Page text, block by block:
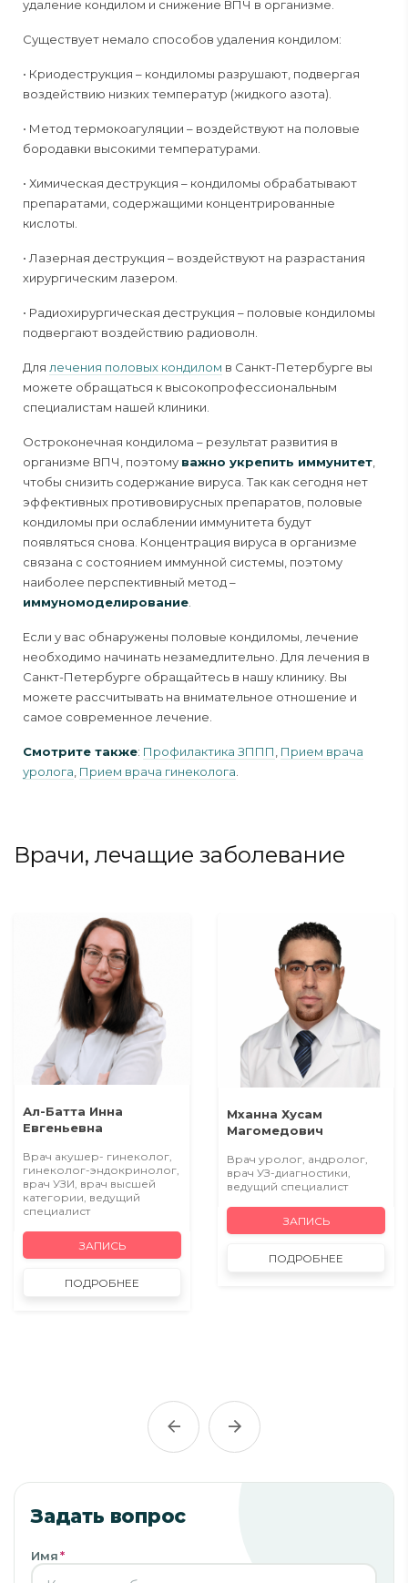
удаление кондилом и снижение ВПЧ в организме.
Существует немало способов удаления кондилом:
• Криодеструкция – кондиломы разрушают, подвергая
воздействию низких температур (жидкого азота).
• Метод термокоагуляции – воздействуют на половые
бородавки высокими температурами.
• Химическая деструкция – кондиломы обрабатывают
препаратами, содержащими концентрированные
кислоты.
• Лазерная деструкция – воздействуют на разрастания
хирургическим лазером.
• Радиохирургическая деструкция – половые кондиломы
подвергают воздействию радиоволн.
Для лечения половых кондилом в Санкт-Петербурге вы
можете обращаться к высокопрофессиональным
специалистам нашей клиники.
Остроконечная кондилома – результат развития в
организме ВПЧ, поэтому важно укрепить иммунитет
чтобы снизить содержание вируса. Так как сегодня нет
эффективных противовирусных препаратов, половые
кондиломы при ослаблении иммунитета будут
появляться снова. Концентрация вируса в организме
связана с состоянием иммунной системы, поэтому
наиболее перспективный метод –
иммуномоделирование
Если у вас обнаружены половые кондиломы, лечение
необходимо начинать незамедлительно. Для лечения в
Санкт-Петербурге обращайтесь в нашу клинику. Вы
можете рассчитывать на внимательное отношение и
самое современное лечение.
Смотрите также: Профилактика ЗППП Прием врача
уролога Прием врача гинеколога
Врачи, лечащие заболевание
Ал-Батта Инна
Евгеньевна
Врач акушер- гинеколог,
гинеколог-эндокринолог,
врач УЗИ, врач высшей
категории, ведущий
специалист
ЗАПИСЬ
ПОДРОБНЕЕ
Мханна Хусам
Магомедович
Врач уролог, андролог,
врач УЗ-диагностики,
ведущий специалист
ЗАПИСЬ
ПОДРОБНЕЕ
Задать вопрос
Имя*